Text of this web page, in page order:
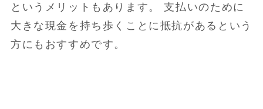
というメリットもあります。 支払いのために
大きな現金を持ち歩くことに抵抗があるという
方にもおすすめです。